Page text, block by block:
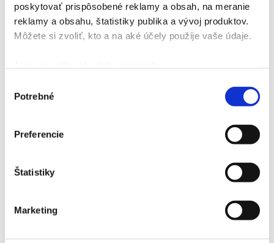
poskytovať prispôsobené reklamy a obsah, na meranie
reklamy a obsahu, štatistiky publika a vývoj produktov.
Môžete si zvoliť, kto a na aké účely použije vaše údaje.
polohe s presnosťou na niekoľko metrov
skenovaním konkrétnych charakteristík (odtlačky
prstov).
údaje, nájdete v časti s
. Súhlas
súhlasu
Potrebné
Preferencie
Štatistiky
Marketing
I agree to the
Send a message
Information about the operator
Hálkova 1/A,
83103 Bratislava
Identification data